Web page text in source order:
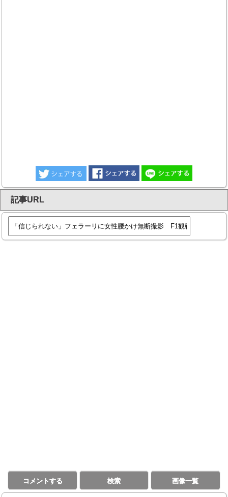
記事URL
コメントする 検索 画像一覧